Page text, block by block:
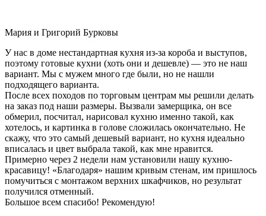
Мария и Григорий Бурковы
У нас в доме нестандартная кухня из-за короба и выступов,
поэтому готовые кухни (хоть они и дешевле) — это не наш
вариант. Мы с мужем много где были, но не нашли
подходящего варианта.
После всех походов по торговым центрам мы решили делать
на заказ под наши размеры. Вызвали замерщика, он все
обмерил, посчитал, нарисовал кухню именно такой, как
хотелось, и картинка в голове сложилась окончательно. Не
скажу, что это самый дешевый вариант, но кухня идеально
вписалась и цвет выбрала такой, как мне нравится.
Примерно через 2 недели нам установили нашу кухню-
красавицу! «Благодаря» нашим кривым стенам, им пришлось
помучиться с монтажом верхних шкафчиков, но результат
получился отменный.
Большое всем спасибо! Рекомендую!